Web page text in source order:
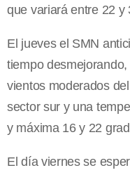
que variará entre 22 y
El jueves el SMN
tiempo
vientos moderados
sector sur y una
y máxima 16 y 22
El día viernes se